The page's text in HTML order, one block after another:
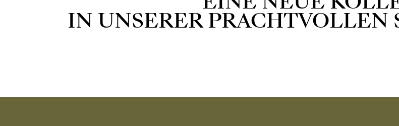
IN UNSERER